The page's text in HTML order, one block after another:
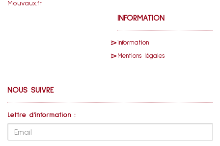
Mouvaux.fr
INFORMATION
information
Mentions légales
NOUS SUIVRE
Lettre d'information :